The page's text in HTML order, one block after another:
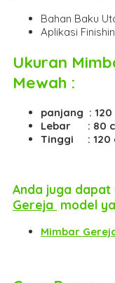
Bahan Baku
Aplikasi
Ukuran
Mewah :
panjang : 120
Lebar : 80
Tinggi : 120
Anda juga
Gereja model
Mimbar